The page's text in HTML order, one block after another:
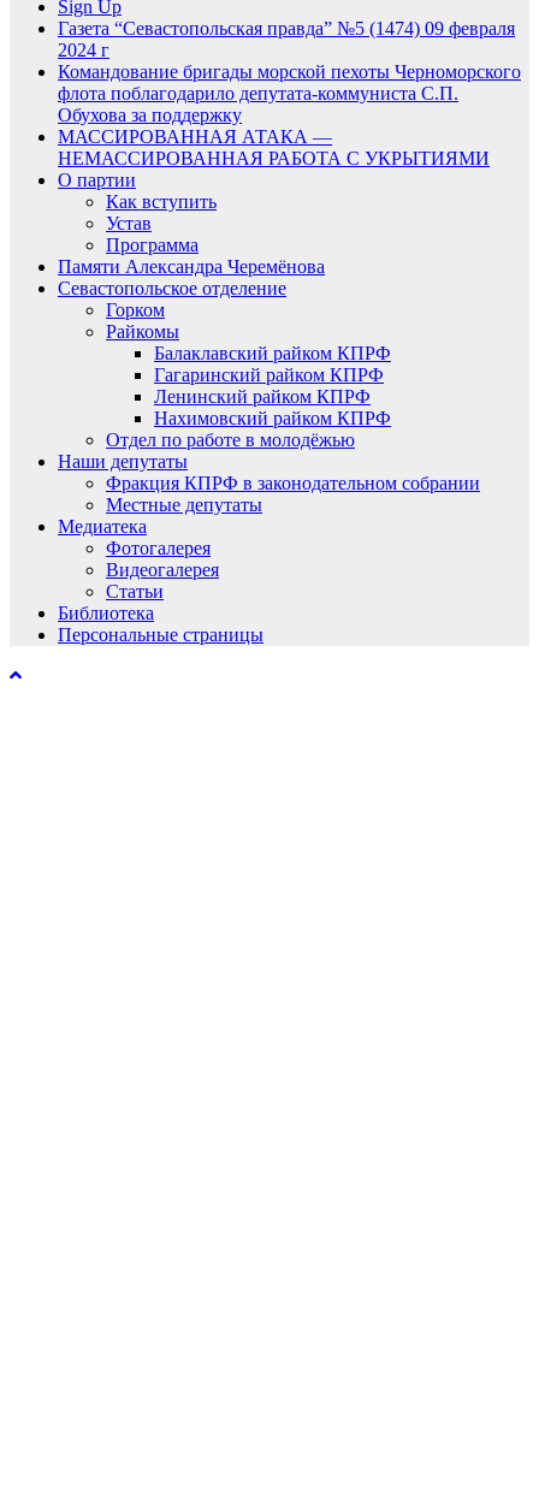
Sign Up
Газета “Севастопольская правда” №5 (1474) 09 февраля
2024 г
Командование бригады морской пехоты Черноморского
флота поблагодарило депутата-коммуниста С.П.
Обухова за поддержку
МАССИРОВАННАЯ АТАКА —
НЕМАССИРОВАННАЯ РАБОТА С УКРЫТИЯМИ
О партии
Как вступить
Устав
Программа
Памяти Александра Черемёнова
Севастопольское отделение
Горком
Райкомы
Балаклавский райком КПРФ
Гагаринский райком КПРФ
Ленинский райком КПРФ
Нахимовский райком КПРФ
Отдел по работе в молодёжью
Наши депутаты
Фракция КПРФ в законодательном собрании
Местные депутаты
Медиатека
Фотогалерея
Видеогалерея
Статьи
Библиотека
Персональные страницы